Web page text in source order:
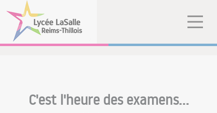
C'est l'heure des examens...